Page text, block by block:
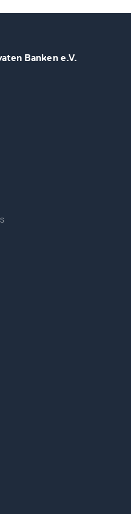
Banken e.V.